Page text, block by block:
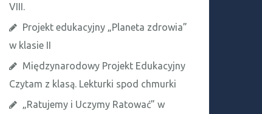
e
VIII.
Projekt edukacyjny „Planeta zdrowia”
w klasie II
Międzynarodowy Projekt Edukacyjny
Czytam z klasą. Lekturki spod chmurki
„Ratujemy i Uczymy Ratować” w